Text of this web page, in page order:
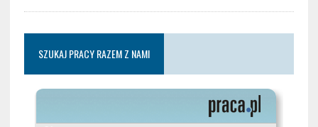
SZUKAJ PRACY RAZEM Z NAMI